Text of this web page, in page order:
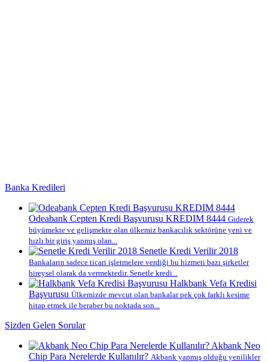
Banka Kredileri
Odeabank Cepten Kredi Başvurusu KREDIM 8444 Giderek
büyümekte ve gelişmekte olan ülkemiz bankacılık sektörüne yeni ve
hızlı bir giriş yapmış olan...
Senetle Kredi Verilir 2018
Bankaların sadece ticari işletmelere verdiği bu hizmeti bazı şirketler
bireysel olarak da vermektedir. Senetle kredi...
Halkbank Vefa Kredisi
Başvurusu Ülkemizde mevcut olan bankalar pek çok farklı kesime
hitap etmek ile beraber bu noktada son...
Sizden Gelen Sorular
Akbank Neo
Chip Para Nerelerde Kullanılır? Akbank yapmış olduğu yenilikler